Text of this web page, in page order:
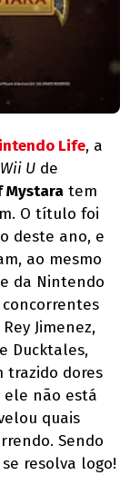
Life, a
U de
Mystara tem
O título foi
deste ano, e
ao mesmo
da Nintendo
Jimenez,
Ducktales,
trazido dores
ele não está
quais
Sendo
resolva logo!